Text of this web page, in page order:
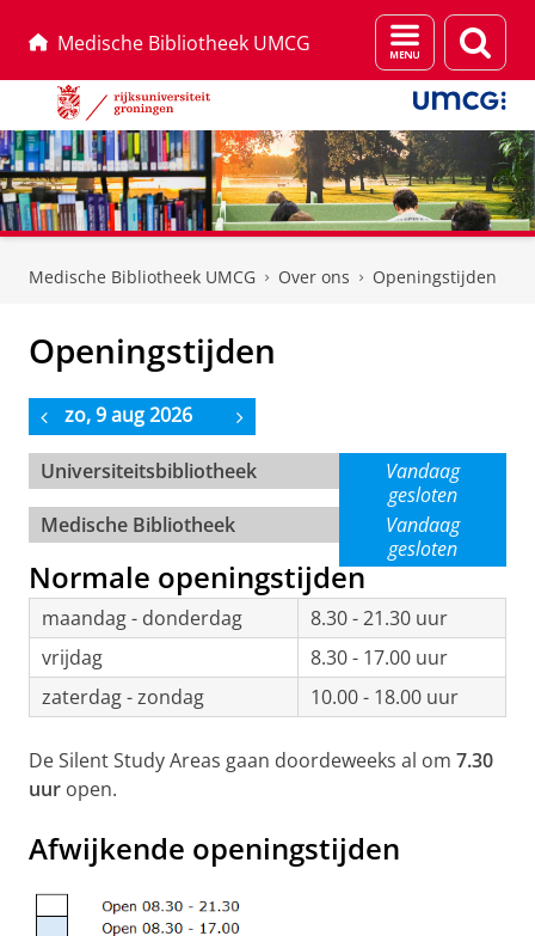
Medische Bibliotheek UMCG
Menu
en
zoeken
Medische Bibliotheek UMCG Over ons Openingstijden
Openingstijden
zo, 9 aug 2026
Universiteitsbibliotheek
Vandaag
gesloten
Medische Bibliotheek
Vandaag
gesloten
Normale openingstijden
maandag - donderdag
8.30 - 21.30 uur
vrijdag
8.30 - 17.00 uur
zaterdag - zondag
10.00 - 18.00 uur
De Silent Study Areas gaan doordeweeks al om 7.30
uur open.
Afwijkende openingstijden